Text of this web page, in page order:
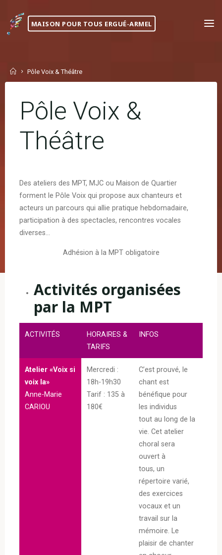
content
MAISON POUR TOUS ERGUÉ-ARMEL
HomePôle Voix & Théâtre
Pôle Voix &
Théâtre
Des ateliers des MPT, MJC ou Maison de Quartier
forment le Pôle Voix qui propose aux chanteurs et
acteurs un parcours qui allie pratique hebdomadaire,
participation à des spectacles, rencontres vocales
diverses…
Adhésion à la MPT obligatoire
Activités organisées
par la MPT
ACTIVITÉS
HORAIRES &
TARIFS
INFOS
Atelier «Voix si
voix la»
Anne-Marie
CARIOU
Mercredi :
18h-19h30
Tarif : 135 à
180€
C’est prouvé, le
chant est
bénéfique pour
les individus
tout au long de la
vie. Cet atelier
choral sera
ouvert à
tous, un
répertoire varié,
des exercices
vocaux et un
travail sur la
mémoire. Le
plaisir de chanter